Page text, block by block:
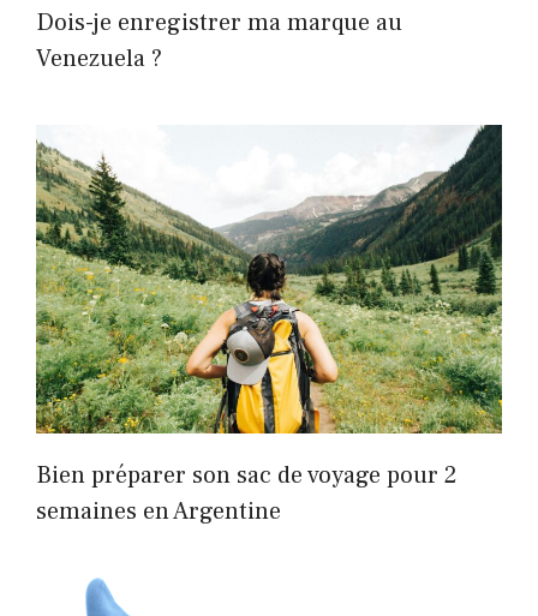
Dois-je enregistrer ma marque au
Venezuela ?
Bien préparer son sac de voyage pour 2
semaines en Argentine